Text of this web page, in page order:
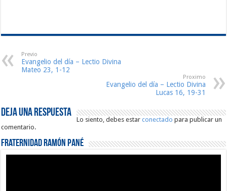
Previo
Evangelio del día – Lectio Divina
Mateo 23, 1-12
Proximo
Evangelio del día – Lectio Divina
Lucas 16, 19-31
Deja una respuesta
Lo siento, debes estarconectado para publicar un
comentario.
Fraternidad Ramón Pané